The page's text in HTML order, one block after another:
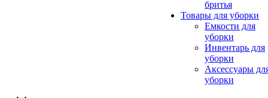
бритья
Товары для уборки
Емкости для
уборки
Инвентарь для
уборки
Аксессуары
уборки